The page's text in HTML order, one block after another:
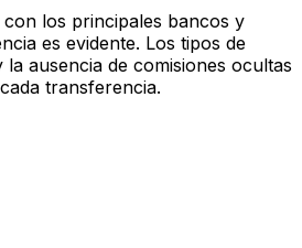
los principales bancos y
es evidente. Los tipos de
ausencia de comisiones ocultas
transferencia.